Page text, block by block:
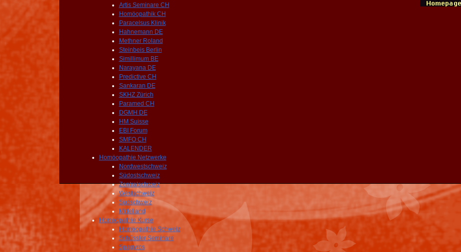
Artis Seminare CH
Homöopathik CH
Paracelsus Klinik
Hahnemann DE
Methner Roland
Steinbeis Berlin
Simillimum BE
Narayana DE
Predictive CH
Sankaran DE
SKHZ Zürich
Paramed CH
DGMH DE
HM Suisse
EBI Forum
SMFO CH
KALENDER
Homöopathie Netzwerke
Nordwestschweiz
Südostschweiz
Zentralschweiz
Westschweiz
Südschweiz
Mittelland
Homöopathie Kurse
Homöopathie Schweiz
Schüssler Seminare
Spagyros